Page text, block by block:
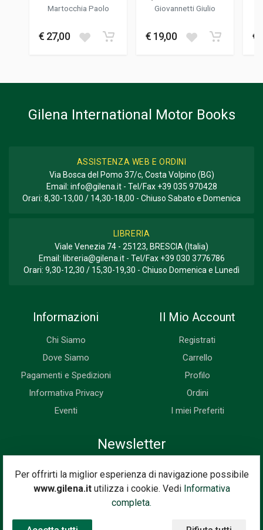
11/2022
GENERE O COLLANA
DEI RALLY DI
Martocchia Paolo
€ 27,00
TRAVERSO
Giovannetti Giulio
€ 19,00 €
Per offrirti la miglior esperienza di navigazione possibile
www.gilena.itutilizza i cookie. Vedi Informativa
completa.
Gilena International Motor Books
ASSISTENZA WEB E ORDINI
Via Bosca del Pomo 37/c, Costa Volpino (BG)
Email: info@gilena.it- Tel/Fax +39 035 970428
Orari: 8,30-13,00 / 14,30-18,00 - Chiuso Sabato e Domenica
LIBRERIA
Viale Venezia 74 - 25123, BRESCIA (Italia)
Email: libreria@gilena.it- Tel/Fax +39 030 3776786
Orari: 9,30-12,30 / 15,30-19,30 - Chiuso Domenica e Lunedì
Informazioni
Chi Siamo
Dove Siamo
Pagamenti e Spedizioni
Informativa Privacy
Eventi
Il Mio Account
Registrati
Carrello
Profilo
Ordini
I miei Preferiti
Newsletter
Iscriviti subito alla nostra newsletter. Riceverai prima di tutti le
novità, le offerte, i prossimi eventi...